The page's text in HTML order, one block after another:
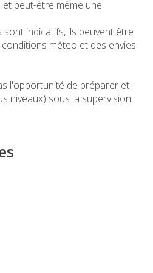
peut-être même une
indicatifs, ils peuvent être
méteo et des envies
l'opportunité de préparer et
niveaux) sous la supervision